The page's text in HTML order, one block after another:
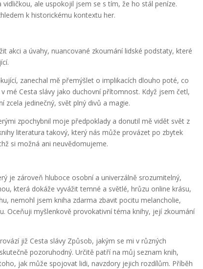
ale uspokojil jsem se s tím, že ho stál peníze.
k historickému kontextu her.
akci a úvahy, nuancované zkoumání lidské podstaty, které
zanechal mě přemýšlet o implikacích dlouho poté, co
mé Cesta slávy jako duchovní přítomnost. Když jsem četl,
zcela jedinečný, svět plný divů a magie.
zpochybnil moje předpoklady a donutil mě vidět svět z
literatura takový, který nás může provázet po zbytek
si možná ani neuvědomujeme.
je zároveň hluboce osobní a univerzálně srozumitelný,
která dokáže vyvážit temné a světlé, hrůzu online krásu,
nemohl jsem kniha zdarma zbavit pocitu melancholie,
Oceňuji myšlenkově provokativní téma knihy, její zkoumání
již Cesta slávy Způsob, jakým se mi v různých
pozoruhodný. Určitě patří na můj seznam knih,
jak může spojovat lidi, navzdory jejich rozdílům. Příběh